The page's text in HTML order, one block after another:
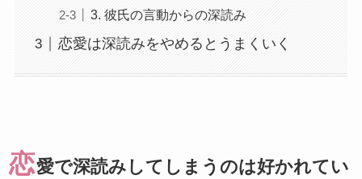
3. 彼氏の言動からの深読み
恋愛は深読みをやめるとうまくいく
恋愛で深読みしてしまうのは好かれてい